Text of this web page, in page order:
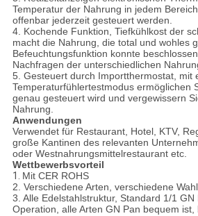
Temperatur der Nahrung in jedem
offenbar jederzeit gesteuert werden.
4. Kochende Funktion, Tiefkühlkost der
macht die Nahrung, die total und wohles
Befeuchtungsfunktion konnte
Nachfragen der unterschiedlichen
5. Gesteuert durch Importthermostat, mit
Temperaturfühlertestmodus ermöglichen
genau gesteuert wird und vergewissern
Nahrung.
Anwendungen
Verwendet für Restaurant, Hotel, KTV,
große Kantinen des relevanten
oder Westnahrungsmittelrestaurant etc.
Wettbewerbsvorteil
1. Mit CER ROHS
2. Verschiedene Arten, verschiedene
3. Alle Edelstahlstruktur, Standard 1/1 GN
Operation, alle Arten GN Pan bequem